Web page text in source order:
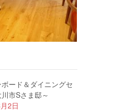
ード＆ダイニングセ
市Sさま邸～
2日